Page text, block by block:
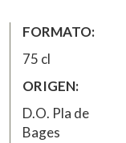
FORMATO
75 cl
ORIGEN
D.O. Pla de
Bages